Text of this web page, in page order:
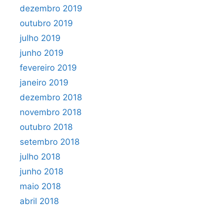
dezembro 2019
outubro 2019
julho 2019
junho 2019
fevereiro 2019
janeiro 2019
dezembro 2018
novembro 2018
outubro 2018
setembro 2018
julho 2018
junho 2018
maio 2018
abril 2018